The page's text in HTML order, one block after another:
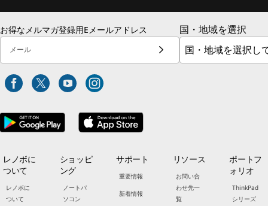
お得なメルマガ登録用Eメールアドレス
メール
国・地域を選択
レノボに
ついて
レノボに
ついて
ショッピ
ング
ノートパ
ソコン
サポート
重要情報
新着情報
リソース
お問い合
わせ先一
覧
ポートフ
ォリオ
ThinkPad
シリーズ